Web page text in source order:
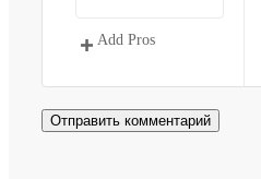
Add Pros